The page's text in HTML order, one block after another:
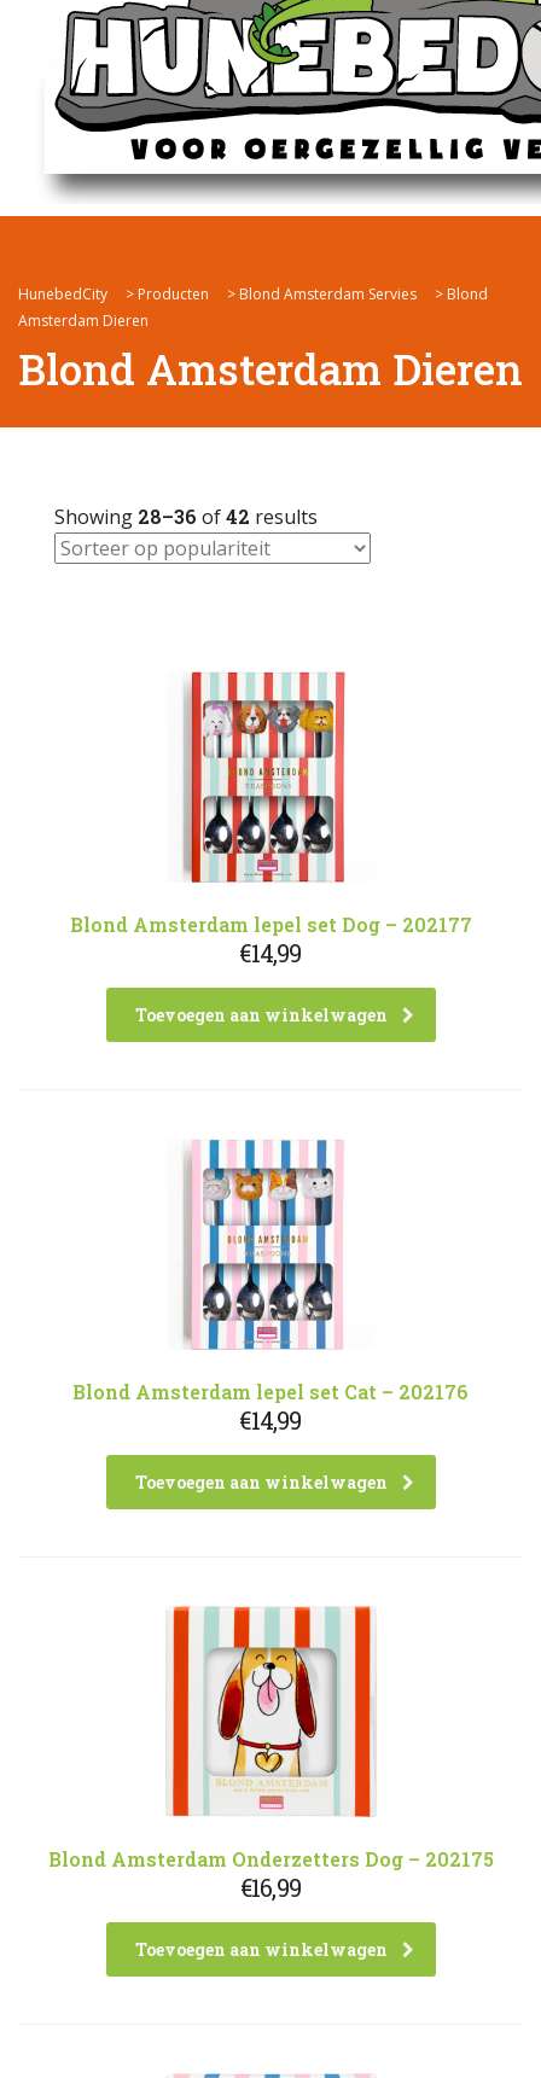
HunebedCity > Producten > Blond Amsterdam Servies > Blond
Amsterdam Dieren
Blond Amsterdam Dieren
Showing 28–36 of42 results
Blond Amsterdam lepel set Dog – 202177
€14,99
Toevoegen aan winkelwagen
Blond Amsterdam lepel set Cat – 202176
€14,99
Toevoegen aan winkelwagen
Blond Amsterdam Onderzetters Dog – 202175
€16,99
Toevoegen aan winkelwagen